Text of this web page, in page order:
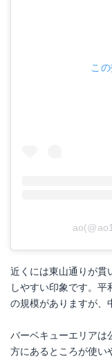
こ
近くには東山通りが貫
しやすい印象です。平
の規模がありますが、
バーベキューエリアは
方にあるところが使い